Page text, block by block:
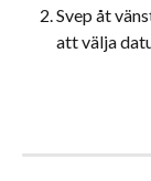
Svep åt
att välja